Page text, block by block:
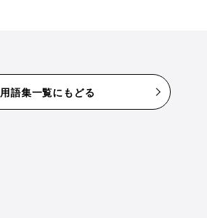
用語集一覧にもどる